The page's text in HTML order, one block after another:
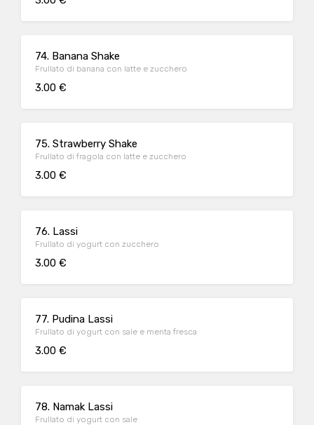
74. Banana Shake
Frullato di banana con latte e zucchero
3.00 €
75. Strawberry Shake
Frullato di fragola con latte e zucchero
3.00 €
76. Lassi
Frullato di yogurt con zucchero
3.00 €
77. Pudina Lassi
Frullato di yogurt con sale e menta fresca
3.00 €
78. Namak Lassi
Frullato di yogurt con sale